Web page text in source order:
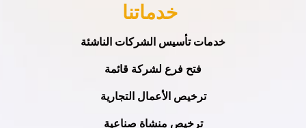
خدماتنا
خدمات تأسيس الشركات الناشئة
فتح فرع لشركة قائمة
ترخيص الأعمال التجارية
ترخيص منشاة صناعية